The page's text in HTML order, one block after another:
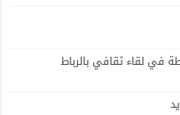
في لقاء ثقافي بالرباط